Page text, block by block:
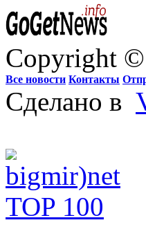
Copyright
Все новости Контакты
Сделано в